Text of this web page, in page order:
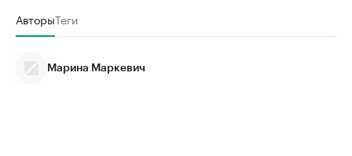
АвторыТеги
Марина Маркевич